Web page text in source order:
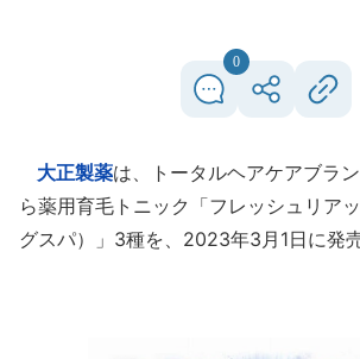
0
大正製薬は、トータルヘアケアブラ
ら薬用育毛トニック「フレッシュリア
グスパ）」3種を、2023年3月1日に発売